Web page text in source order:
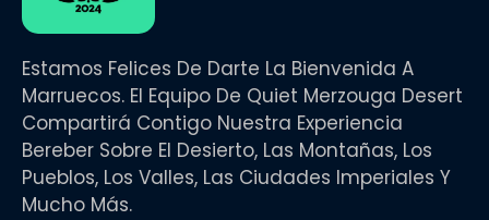
Estamos Felices De Darte La Bienvenida A
Marruecos. El Equipo De Quiet Merzouga Desert
Compartirá Contigo Nuestra Experiencia
Bereber Sobre El Desierto, Las Montañas, Los
Pueblos, Los Valles, Las Ciudades Imperiales Y
Mucho Más.